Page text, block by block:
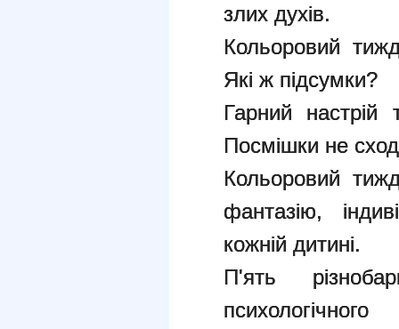
злих духів.
Кольоровий
Які ж підсумки?
Гарний настрій
Посмішки не
Кольоровий
фантазію,
кожній дитині.
П'ять